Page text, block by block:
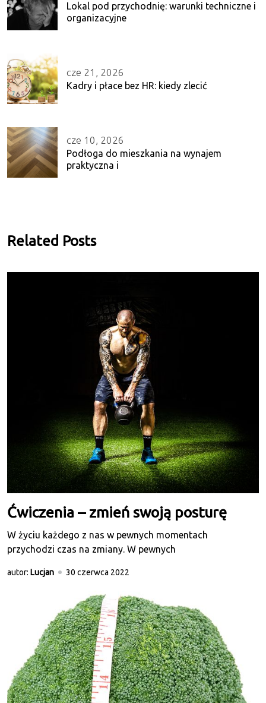
Lokal pod przychodnię: warunki techniczne i
organizacyjne
cze 21, 2026
Kadry i płace bez HR: kiedy zlecić
cze 10, 2026
Podłoga do mieszkania na wynajem
praktyczna i
Related Posts
Ćwiczenia – zmień swoją posturę
W życiu każdego z nas w pewnych momentach
przychodzi czas na zmiany. W pewnych
autor: Lucjan 30 czerwca 2022